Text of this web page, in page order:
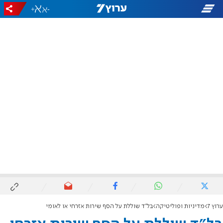
-
+
ערוץ 7 מדיניות ופוליטיקה בל"ד שוללת על הסף שירות אזרחי או לאומי